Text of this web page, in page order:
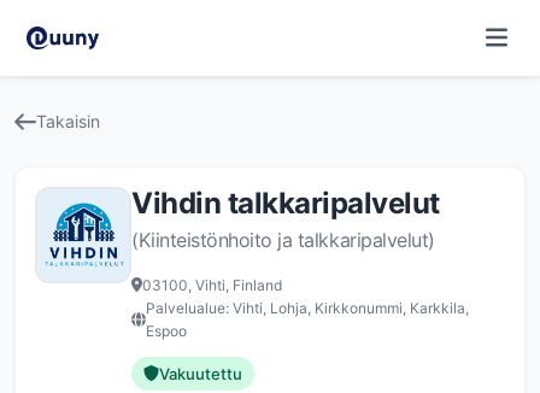
Takaisin
Vihdin talkkaripalvelut
(Kiinteistönhoito ja talkkaripalvelut)
03100, Vihti, Finland
Palvelualue: Vihti, Lohja, Kirkkonummi, Karkkila,
Espoo
Vakuutettu